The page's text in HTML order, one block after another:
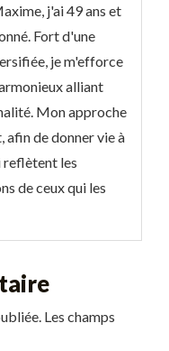
j'ai 49 ans et
Fort d'une
je m'efforce
alliant
Mon approche
afin de donner vie à
reflètent les
de ceux qui les
Les champs